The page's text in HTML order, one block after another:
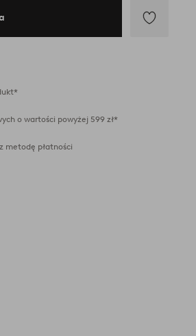
o wartości powyżej 599 zł*
metodę płatności